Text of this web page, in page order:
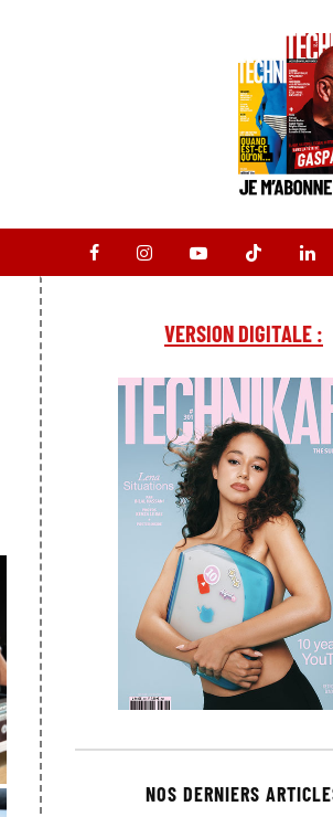
VERSION DIGITALE :
NOS DERNIERS